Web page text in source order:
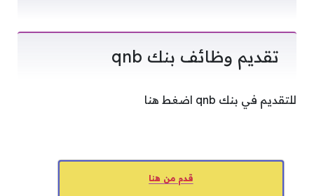
تقديم وظائف بنك qnb
للتقديم في بنك qnb اضغط هنا
قدم من هنا